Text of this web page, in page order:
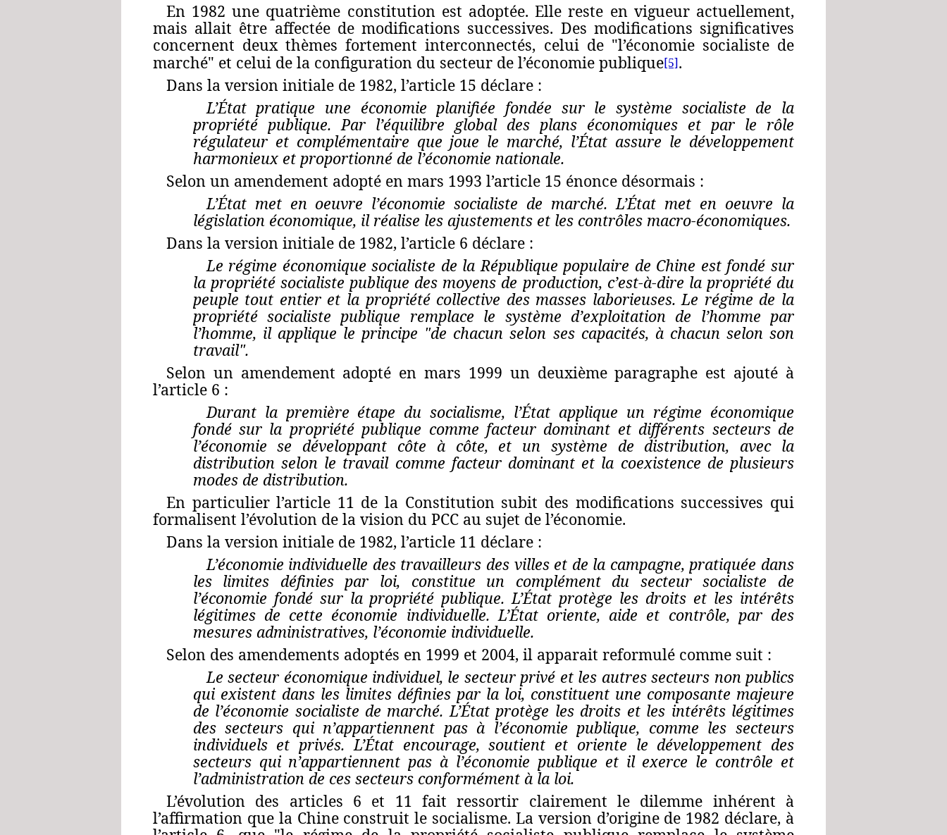
En 1982 une quatrième constitution est adoptée. Elle reste en vigueur actuellement,
mais allait être affectée de modifications successives. Des modifications significatives
concernent deux thèmes fortement interconnectés, celui de "l’économie socialiste de
marché" et celui de la configuration du secteur de l’économie publique[5].
Dans la version initiale de 1982, l’article 15 déclare :
L’État pratique une économie planifiée fondée sur le système socialiste de la
propriété publique. Par l’équilibre global des plans économiques et par le rôle
régulateur et complémentaire que joue le marché, l’État assure le développement
harmonieux et proportionnéde l’économie nationale.
Selon un amendement adopté en mars 1993 l’article 15 énonce désormais :
L’État met en oeuvre l’économie socialiste de marché. L’État met en oeuvre la
législation économique, il réalise les ajustements et les contrôles macro-économiques.
Dans la version initiale de 1982, l’article 6 déclare :
Le régime économique socialiste de la République populaire de Chine est fondé sur
la propriété socialiste publique des moyens de production, c’est-à-dire la propriété du
peuple tout entier et la propriété collective des masses laborieuses. Le régime de la
propriété socialiste publique remplace le système d’exploitation de l’homme par
l’homme, il applique le principe "de chacun selon ses capacités, à chacun selon son
travail".
Selon un amendement adopté en mars 1999 un deuxième paragraphe est ajouté à
l’article 6 :
Durant la première étape du socialisme, l’État applique un régime économique
fondé sur la propriété publique comme facteur dominant et différents secteurs de
l’économie se développant côte à côte, et un système de distribution, avec la
distribution selon le travail comme facteur dominant et la coexistence de plusieurs
modes de distribution.
En particulier l’article 11 de la Constitution subit des modifications successives qui
formalisent l’évolution de la vision du PCC au sujet de l’économie.
Dans la version initiale de 1982, l’article 11 déclare :
L’économie individuelle des travailleurs des villes et de la campagne, pratiquée dans
les limites définies par loi, constitue un complément du secteur socialiste de
l’économie fondé sur la propriété publique. L’État protège les droits et les intérêts
légitimes de cette économie individuelle. L’État oriente, aide et contrôle, par des
mesures administratives, l’économie individuelle.
Selon des amendements adoptés en 1999 et 2004, il apparait reformulé comme suit :
Le secteur économique individuel, le secteur privé et les autres secteurs non publics
qui existent dans les limites définies par la loi, constituent une composante majeure
de l’économie socialiste de marché. L’État protège les droits et les intérêts légitimes
des secteurs qui n’appartiennent pas à l’économie publique, comme les secteurs
individuels et privés. L’État encourage, soutient et oriente le développement des
secteurs qui n’appartiennent pas à l’économie publique et il exerce le contrôle et
l’administration de ces secteurs conformément à la loi.
L’évolution des articles 6 et 11 fait ressortir clairement le dilemme inhérent à
l’affirmation que la Chine construit le socialisme. La version d’origine de 1982 déclare, à